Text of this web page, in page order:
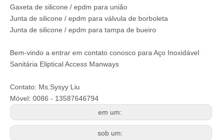
Gaxeta de silicone / epdm para união
Junta de silicone / epdm para válvula de borboleta
Junta de silicone / epdm para tampa de bueiro
Bem-vindo a entrar em contato conosco para Aço Inoxidável
Sanitária Eliptical Access Manways
Contato: Ms.Sysyy Liu
Móvel: 0086 - 13587646794
em um:
sob um: